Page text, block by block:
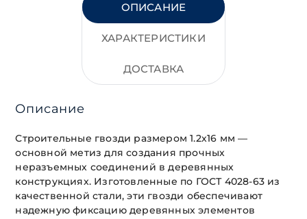
ОПИСАНИЕ
ХАРАКТЕРИСТИКИ
ДОСТАВКА
Описание
Строительные гвозди размером 1.2х16 мм —
основной метиз для создания прочных
неразъемных соединений в деревянных
конструкциях. Изготовленные по ГОСТ 4028-63 из
качественной стали, эти гвозди обеспечивают
надежную фиксацию деревянных элементов